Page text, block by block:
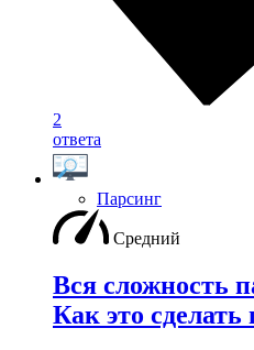
2
ответа
Парсинг
Средний
Вся сложность
Как это сделать